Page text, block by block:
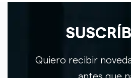
Quiero recibir